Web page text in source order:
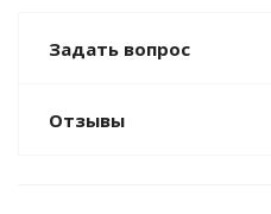
Задать вопрос
Отзывы